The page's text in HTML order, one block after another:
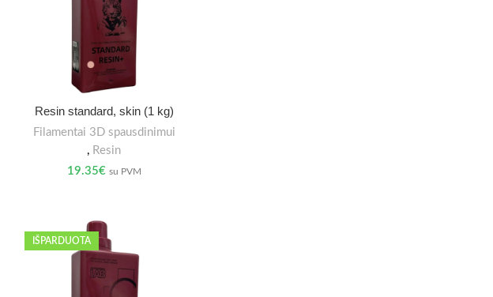
Resin standard, skin (1 kg)
Filamentai 3D spausdinimui
, Resin
19.35€ su PVM
IŠPARDUOTA